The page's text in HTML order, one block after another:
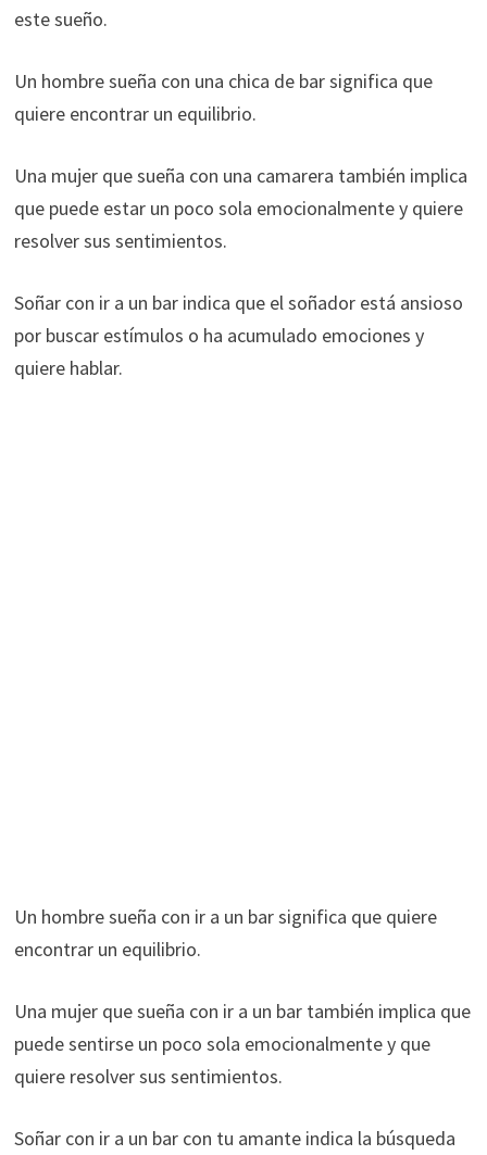
este sueño.
Un hombre sueña con una chica de bar significa que
quiere encontrar un equilibrio.
Una mujer que sueña con una camarera también implica
que puede estar un poco sola emocionalmente y quiere
resolver sus sentimientos.
Soñar con ir a un bar indica que el soñador está ansioso
por buscar estímulos o ha acumulado emociones y
quiere hablar.
Un hombre sueña con ir a un bar significa que quiere
encontrar un equilibrio.
Una mujer que sueña con ir a un bar también implica que
puede sentirse un poco sola emocionalmente y que
quiere resolver sus sentimientos.
Soñar con ir a un bar con tu amante indica la búsqueda